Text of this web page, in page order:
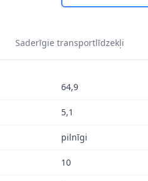
Saderīgie transportlīdzekļi
64,9
5,1
pilnīgi
10